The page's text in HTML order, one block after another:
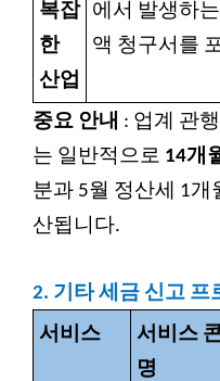
복잡
한
산업
에서 발생하
액 청구서를
중요 안내 : 업계 관
는 일반적으로 14개
분과 5월 정산세 1개
산됩니다.
2. 기타 세금 신고 프
서비스
서비스
명